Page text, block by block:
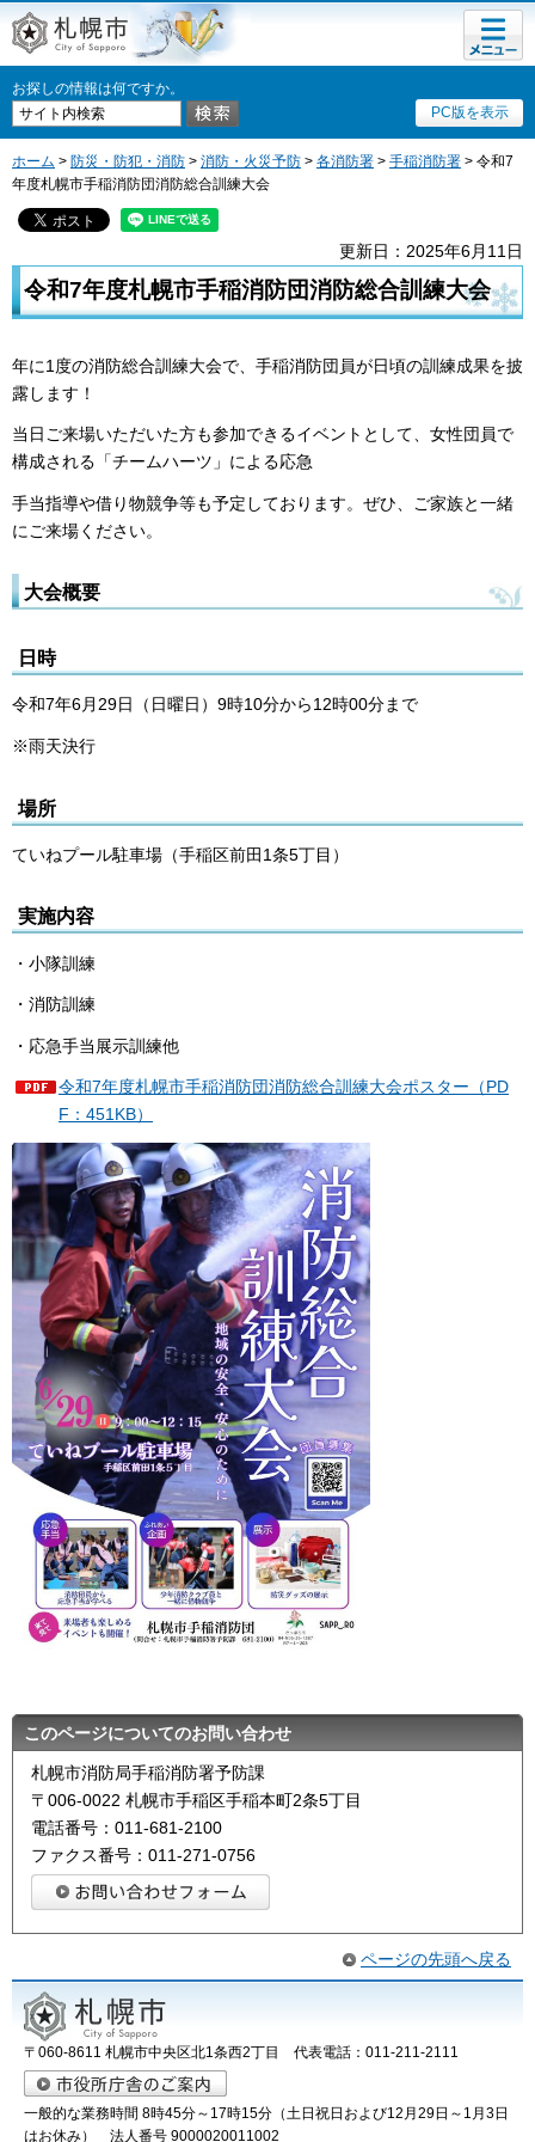
札幌市
お探しの情報は何ですか。
PC版を表示
メニュ
ー
ホーム > 防災・防犯・消防 > 消防・火災予防 > 各消防署 > 手稲消防署 > 令和7
年度札幌市手稲消防団消防総合訓練大会
更新日：2025年6月11日
令和7年度札幌市手稲消防団消防総合訓練大会
年に1度の消防総合訓練大会で、手稲消防団員が日頃の訓練成果を披
露します！
当日ご来場いただいた方も参加できるイベントとして、女性団員で
構成される「チームハーツ」による応急
手当指導や借り物競争等も予定しております。ぜひ、ご家族と一緒
にご来場ください。
大会概要
日時
令和7年6月29日（日曜日）9時10分から12時00分まで
※雨天決行
場所
ていねプール駐車場（手稲区前田1条5丁目）
実施内容
・小隊訓練
・消防訓練
・応急手当展示訓練他
令和7年度札幌市手稲消防団消防総合訓練大会ポスター（PD
F：451KB）
このページについてのお問い合わせ
札幌市消防局手稲消防署予防課
〒006-0022 札幌市手稲区手稲本町2条5丁目
電話番号：011-681-2100
ファクス番号：011-271-0756
ページの先頭へ戻る
〒060-8611 札幌市中央区北1条西2丁目 代表電話：011-211-2111
一般的な業務時間 8時45分～17時15分（土日祝日および12月29日～1月3日
はお休み） 法人番号 9000020011002